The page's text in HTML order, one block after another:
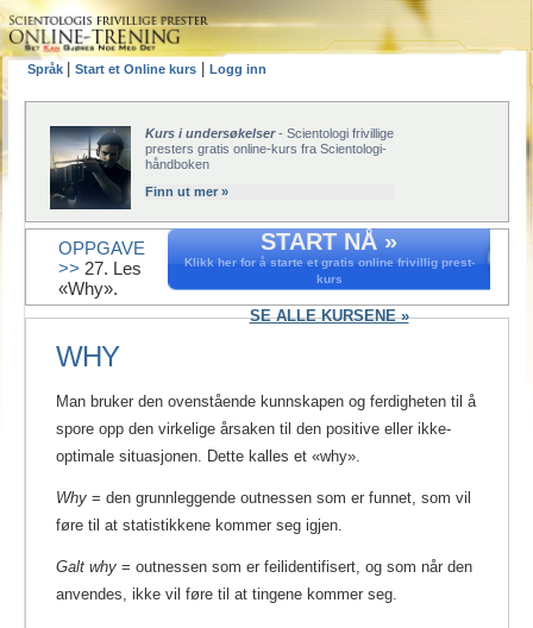
Språk Start et Online kurs Logg inn
Kurs i undersøkelser- Scientologi frivillige
presters gratis online-kurs fra Scientologi-
håndboken
Finn ut mer »
START NÅ »
Klikk her for å starte et gratis online frivillig prest-
kurs
SE ALLE KURSENE »
OPPGAVE
>> 27. Les
«Why».
WHY
Man bruker den ovenstående kunnskapen og ferdigheten til å
spore opp den virkelige årsaken til den positive eller ikke-
optimale situasjonen. Dette kalles et «why».
Why = den grunnleggende outnessen som er funnet, som vil
føre til at statistikkene kommer seg igjen.
Galt why = outnessen som er feilidentifisert, og som når den
anvendes, ikke vil føre til at tingene kommer seg.